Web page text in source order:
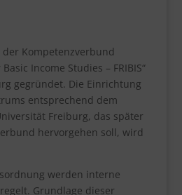
Kompetenzverbund
Income Studies – FRIBIS“
gegründet. Die Einrichtung
entsprechend dem
Freiburg, das später
hervorgehen soll, wird
werden interne
Grundlage dieser